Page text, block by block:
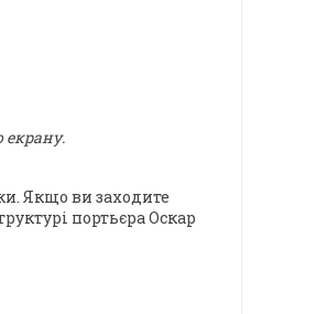
екрану.
Якщо ви заходите
портьєра Оскар